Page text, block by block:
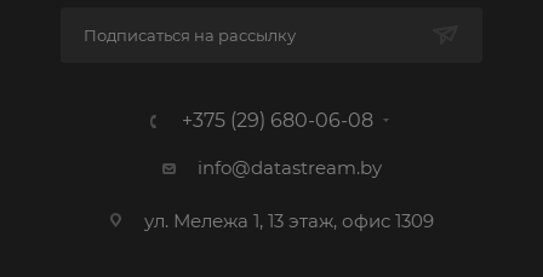
Подписаться на рассылку
+375 (29) 680-06-08
info@datastream.by
ул. Мележа 1, 13 этаж, офис 1309